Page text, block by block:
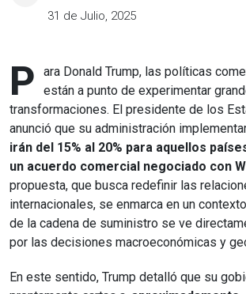
31 de Julio, 2025
P
ara Donald Trump, las políticas
están a punto de experimentar
transformaciones. El presidente de los
anunció que su administración
irán del 15% al 20% para aquellos
un acuerdo comercial negociado con
propuesta, que busca redefinir las
internacionales, se enmarca en un
de la cadena de suministro se ve
por las decisiones macroeconómicas y
En este sentido, Trump detalló que su